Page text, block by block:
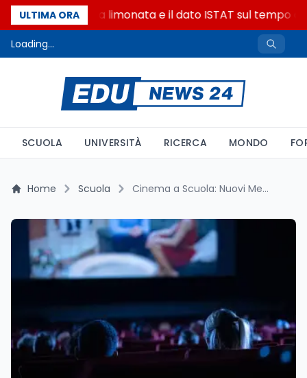
ULTIMA ORA
La denuncia della limonata e il dato ISTAT sul tempo
Loading...
SCUOLA UNIVERSITÀ RICERCA MONDO
Home Scuola Cinema a Scuola: Nuovi Metodi per Insegnare Cultura Visiva – Approfondimento sul Corso Avviato dal Piano Nazionale Cinema e Immagini per la Scuola